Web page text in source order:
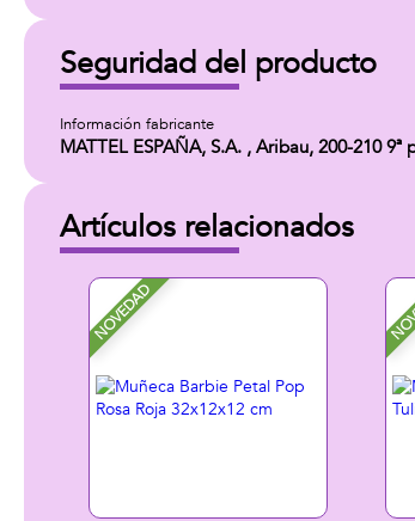
Seguridad del producto
Información fabricante
MATTEL ESPAÑA, S.A. , Aribau, 200-210
Artículos relacionados
NOVEDAD